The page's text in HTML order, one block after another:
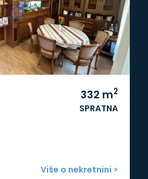
332 m2
SPRATNA
Više o nekretnini >